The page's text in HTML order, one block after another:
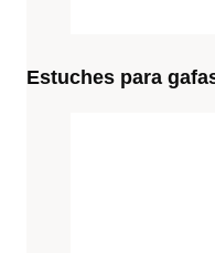
Estuches para